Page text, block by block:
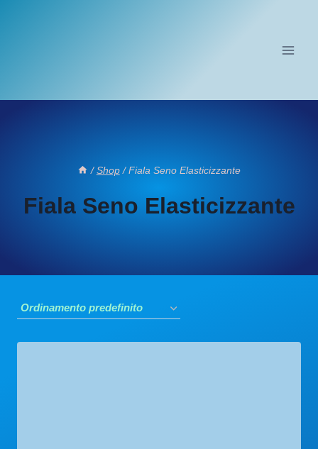
/ Shop / Fiala Seno Elasticizzante
Fiala Seno Elasticizzante